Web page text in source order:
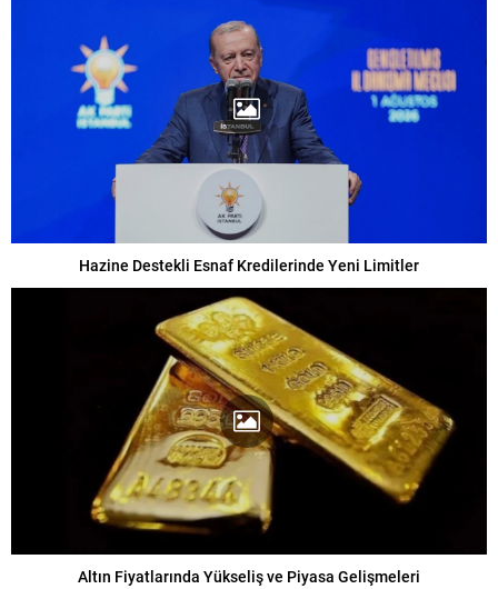
Hazine Destekli Esnaf Kredilerinde Yeni Limitler
Altın Fiyatlarında Yükseliş ve Piyasa Gelişmeleri